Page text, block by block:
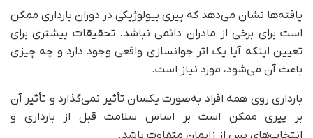
یافته‌ها نشان می‌دهد که پیری بیولوژیکی در دوران بارداری ممکن
است برای برخی از مادران دائمی نباشد. تحقیقات بیشتری برای
تعیین اینکه آیا یک اثر جوانسازی واقعی وجود دارد و چه چیزی
باعث آن می‌شود، مورد نیاز است.
بارداری روی همه افراد به‌صورت یکسان تأثیر نمی‌گذارد و تأثیر آن
بر پیری ممکن است بر اساس سلامت قبل از بارداری و